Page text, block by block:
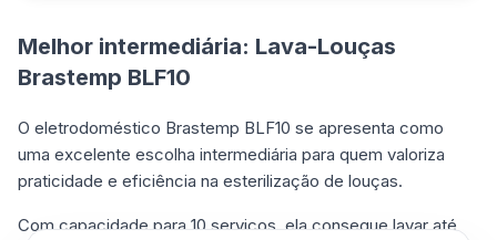
Melhor intermediária: Lava-Louças
Brastemp BLF10
O eletrodoméstico Brastemp BLF10 se apresenta como
uma excelente escolha intermediária para quem valoriza
praticidade e eficiência na esterilização de louças.
Com capacidade para 10 serviços, ela consegue lavar até